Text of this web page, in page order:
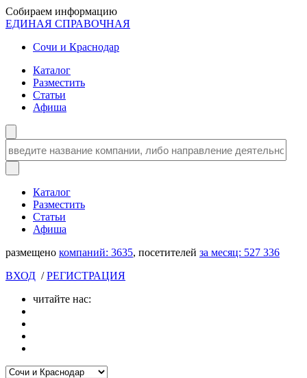
Собираем информацию
ЕДИНАЯ СПРАВОЧНАЯ
Сочи и Краснодар
Каталог
Разместить
Статьи
Афиша
Каталог
Разместить
Статьи
Афиша
размещено компаний: 3635, посетителей за месяц: 527 336
ВХОД /РЕГИСТРАЦИЯ
читайте нас: